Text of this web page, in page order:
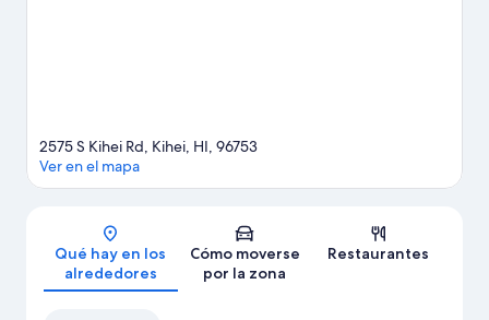
Mapa
2575 S Kihei Rd, Kihei, HI, 96753
Ver en el mapa
Qué hay en los
alrededores
Cómo moverse
por la zona
Restaurantes